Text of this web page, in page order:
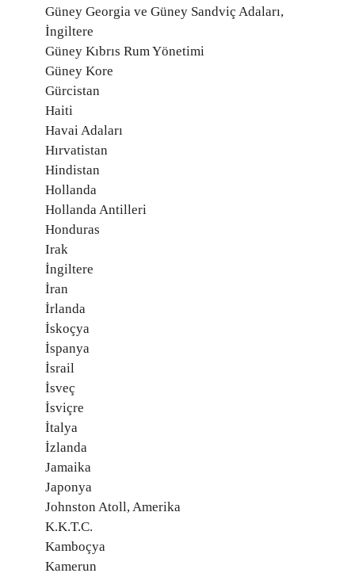
Güney Georgia ve Güney Sandviç Adaları,
İngiltere
Güney Kıbrıs Rum Yönetimi
Güney Kore
Gürcistan
Haiti
Havai Adaları
Hırvatistan
Hindistan
Hollanda
Hollanda Antilleri
Honduras
Irak
İngiltere
İran
İrlanda
İskoçya
İspanya
İsrail
İsveç
İsviçre
İtalya
İzlanda
Jamaika
Japonya
Johnston Atoll, Amerika
K.K.T.C.
Kamboçya
Kamerun